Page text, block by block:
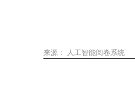
来源： 人工智能阅卷系统